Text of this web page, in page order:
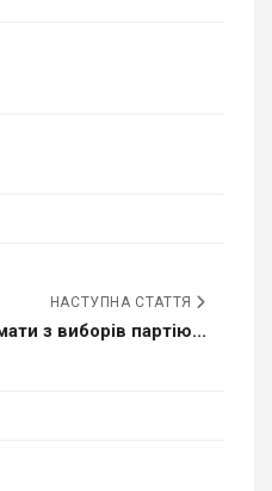
НАСТУПНА СТАТТЯ
з виборів партію...